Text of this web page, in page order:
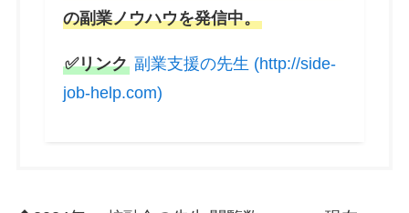
の副業ノウハウを発信中。
✅リンク 副業支援の先生 (http://side-
job-help.com)